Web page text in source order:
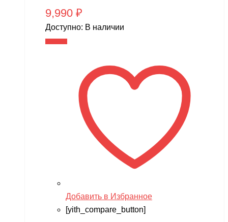
9,990 ₽
Доступно: В наличии
Добавить в Избранное
[yith_compare_button]